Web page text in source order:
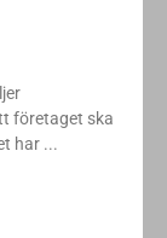
företaget ska
har